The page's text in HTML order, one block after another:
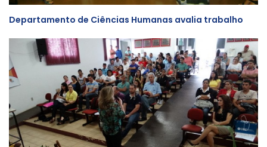
Departamento de Ciências Humanas avalia trabalho